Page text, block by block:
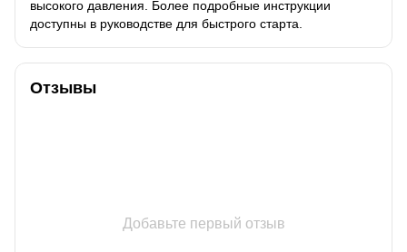
высокого давления. Более подробные инструкции
доступны в руководстве для быстрого старта.
Отзывы
Добавьте первый отзыв